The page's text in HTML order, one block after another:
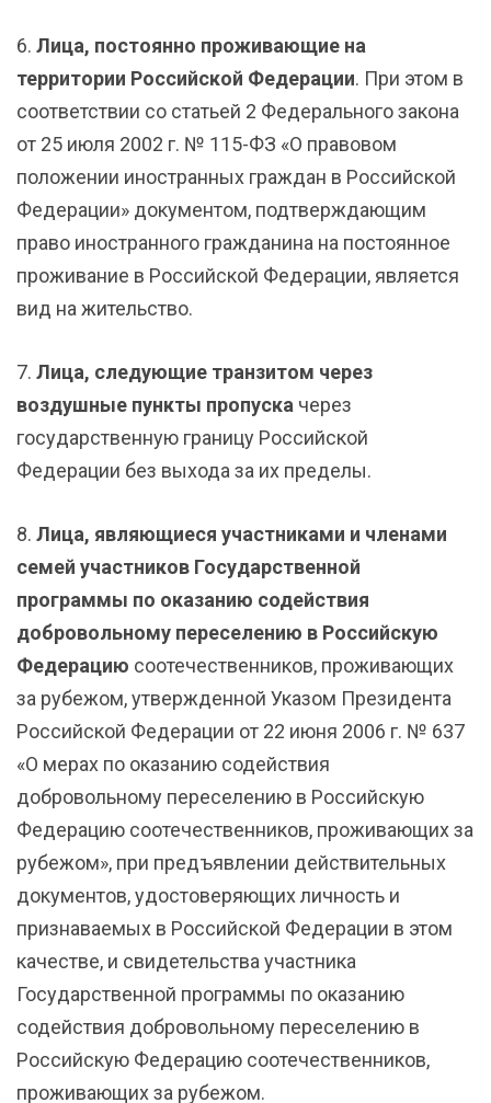
6. Лица, постоянно проживающие на
территории Российской Федерации. При этом в
соответствии со статьей 2 Федерального закона
от 25 июля 2002 г. № 115-ФЗ «О правовом
положении иностранных граждан в Российской
Федерации» документом, подтверждающим
право иностранного гражданина на постоянное
проживание в Российской Федерации, является
вид на жительство.
7. Лица, следующие транзитом через
воздушные пункты пропуска через
государственную границу Российской
Федерации без выхода за их пределы.
8. Лица, являющиеся участниками и членами
семей участников Государственной
программы по оказанию содействия
добровольному переселению в Российскую
Федерацию соотечественников, проживающих
за рубежом, утвержденной Указом Президента
Российской Федерации от 22 июня 2006 г. № 637
«О мерах по оказанию содействия
добровольному переселению в Российскую
Федерацию соотечественников, проживающих за
рубежом», при предъявлении действительных
документов, удостоверяющих личность и
признаваемых в Российской Федерации в этом
качестве, и свидетельства участника
Государственной программы по оказанию
содействия добровольному переселению в
Российскую Федерацию соотечественников,
проживающих за рубежом.